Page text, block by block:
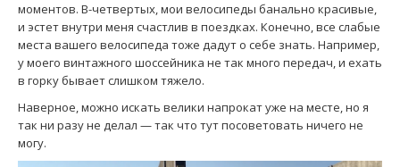
моментов. В-четвертых, мои велосипеды банально красивые,
и эстет внутри меня счастлив в поездках. Конечно, все слабые
места вашего велосипеда тоже дадут о себе знать. Например,
у моего винтажного шоссейника не так много передач, и ехать
в горку бывает слишком тяжело.
Наверное, можно искать велики напрокат уже на месте, но я
так ни разу не делал — так что тут посоветовать ничего не
могу.